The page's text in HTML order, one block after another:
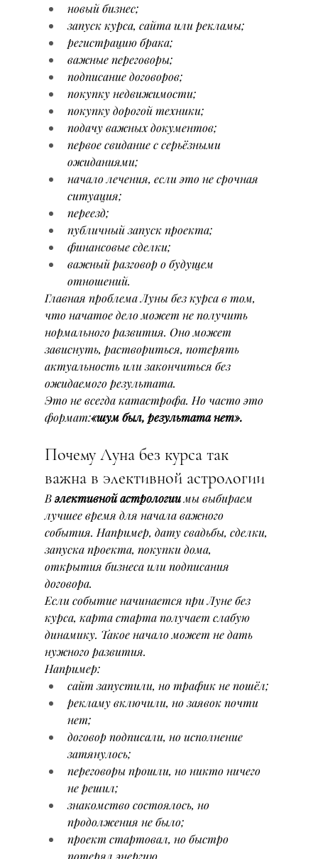
новый бизнес;
запуск курса, сайта или рекламы;
регистрацию брака;
важные переговоры;
подписание договоров;
покупку недвижимости;
покупку дорогой техники;
подачу важных документов;
первое свидание с серьёзными
ожиданиями;
начало лечения, если это не срочная
ситуация;
переезд;
публичный запуск проекта;
финансовые сделки;
важный разговор о будущем
отношений.
Главная проблема Луны без курса в том,
что начатое дело может не получить
нормального развития. Оно может
зависнуть, раствориться, потерять
актуальность или закончиться без
ожидаемого результата.
Это не всегда катастрофа. Но часто это
формат:«шум был, результата нет».
Почему Луна без курса так
важна в элективной астрологии
В элективной астрологии мы выбираем
лучшее время для начала важного
события. Например, дату свадьбы, сделки,
запуска проекта, покупки дома,
открытия бизнеса или подписания
договора.
Если событие начинается при Луне без
курса, карта старта получает слабую
динамику. Такое начало может не дать
нужного развития.
Например:
сайт запустили, но трафик не пошёл;
рекламу включили, но заявок почти
нет;
договор подписали, но исполнение
затянулось;
переговоры прошли, но никто ничего
не решил;
знакомство состоялось, но
продолжения не было;
проект стартовал, но быстро
потерял энергию.